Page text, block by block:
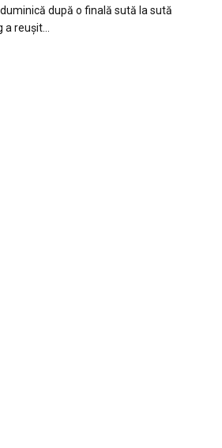
după o finală sută la sută
reușit…